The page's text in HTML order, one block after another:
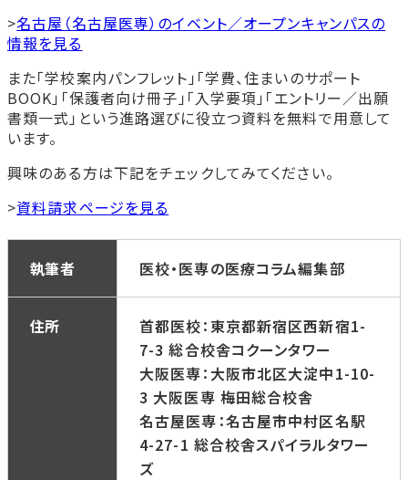
>名古屋（名古屋医専）のイベント／オープンキャンパスの
情報を見る
また「学校案内パンフレット」「学費、住まいのサポート
BOOK」「保護者向け冊子」「入学要項」「エントリー／出願
書類一式」という進路選びに役立つ資料を無料で用意して
います。
興味のある方は下記をチェックしてみてください。
>資料請求ページを見る
執筆者 医校・医専の医療コラム編集部
住所
首都医校：東京都新宿区西新宿1-
7-3 総合校舎コクーンタワー
大阪医専：大阪市北区大淀中1-10-
3 大阪医専 梅田総合校舎
名古屋医専：名古屋市中村区名駅
4-27-1 総合校舎スパイラルタワー
ズ